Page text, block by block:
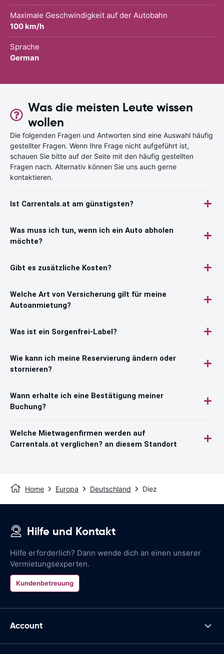
Maximale Geschwindigkeit auf der Autobahn
100 km/h
Sprache
German
Was die meisten Leute wissen
wollen
Die folgenden Fragen und Antworten sind eine Auswahl häufig
gestellter Fragen. Wenn Ihre Frage nicht aufgeführt ist,
schauen Sie bitte auf der Seite mit den häufig gestellten
Fragen nach. Alternativ können Sie uns auch gerne
kontaktieren.
Ist Carrentals.at am günstigsten?
Was muss ich tun, wenn ich ein Auto abholen
möchte?
Gibt es zusätzliche Kosten?
Welche Art von Versicherung gilt für meine
Autoanmietung?
Was ist ein Sorgenfrei-Label?
Wie kann ich meine Reservierung ändern oder
stornieren?
Wann erhalte ich eine Bestätigung meiner
Buchung?
Welche Mietwagenfirmen werden auf
Carrentals.at verglichen? an diesem Standort
Home Europa Deutschland Diez
Hilfe und Kontakt
Hilfe erforderlich? Dann wende dich an einen unserer
Vermietungsexperten.
Kundenbetreuung
Account